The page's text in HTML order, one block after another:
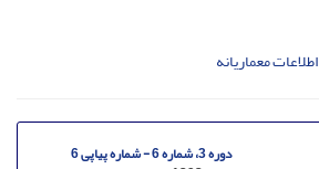
اطلاعات معماریانه
دوره 3، شماره 6 - شماره پیاپی 6